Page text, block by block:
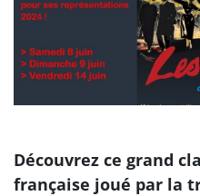
Découvrez ce grand
française joué par la